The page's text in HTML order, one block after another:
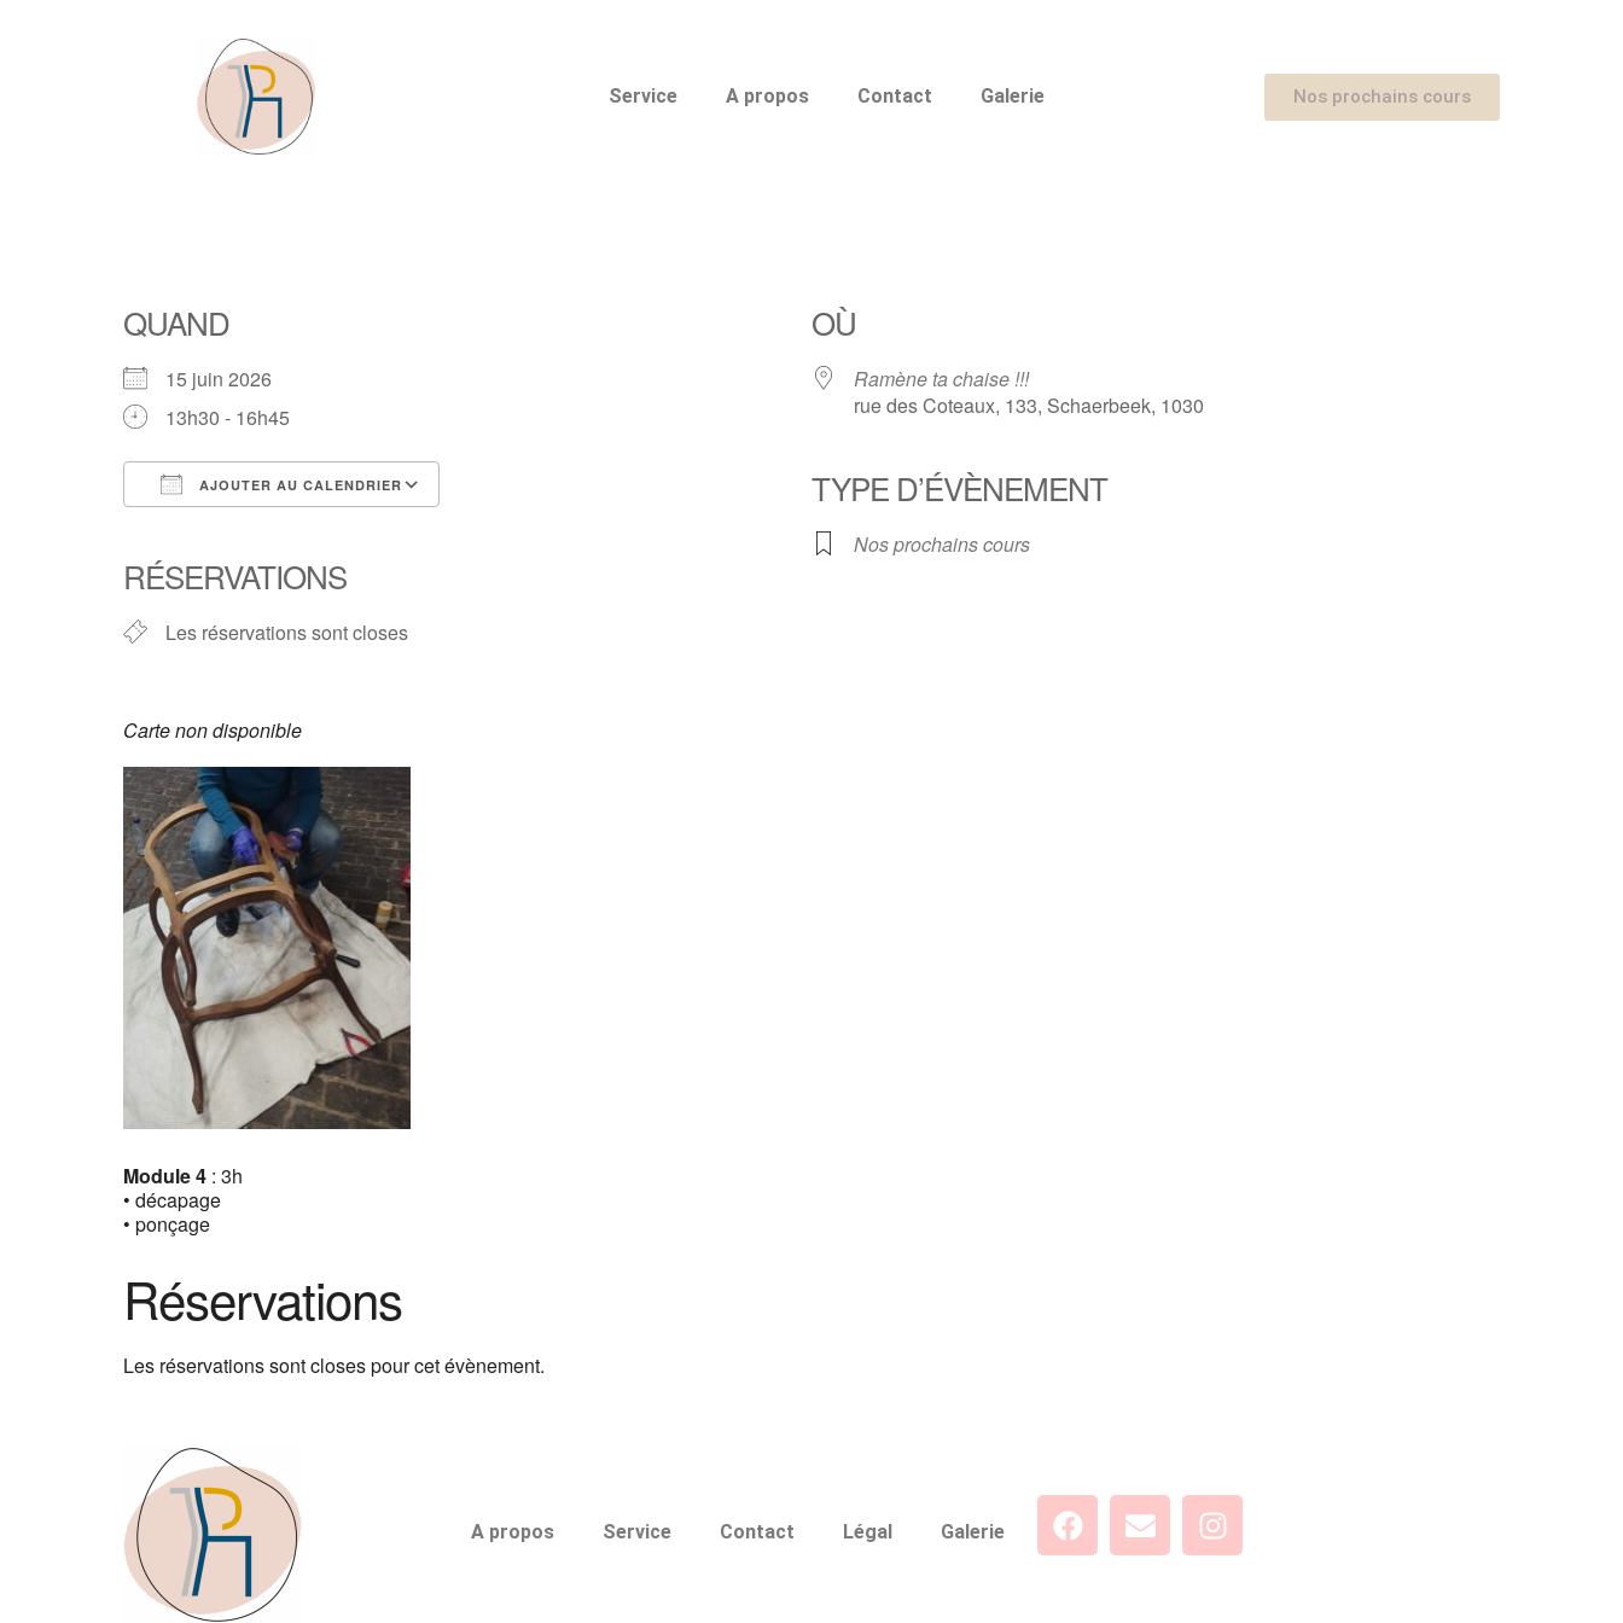
Service A propos Contact Galerie Nos prochains cours
QUAND
15 juin 2026
13h30 - 16h45
AJOUTER AU CALENDRIER
RÉSERVATIONS
Les réservations sont closes
OÙ
Ramène ta chaise !!!
rue des Coteaux, 133, Schaerbeek, 1030
TYPE D’ÉVÈNEMENT
Nos prochains cours
Carte non disponible
Module 4 : 3h
• décapage
• ponçage
Réservations
Les réservations sont closes pour cet évènement.
A propos Service Contact Légal Galerie